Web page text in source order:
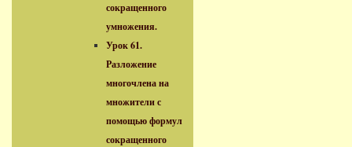
сокращенного
умножения.
Урок 61.
Разложение
многочлена на
множители с
помощью формул
сокращенного